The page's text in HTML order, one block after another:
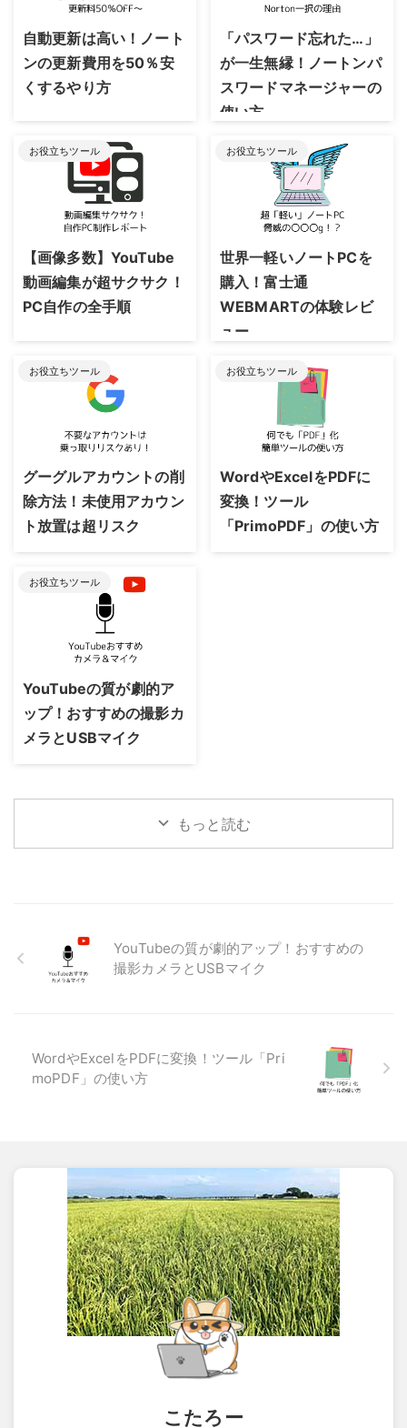
自動更新は高い！ノート
ンの更新費用を50％安
くするやり方
「パスワード忘れた…」
が一生無縁！ノートンパ
スワードマネージャーの
使い方
お役立ちツール
2023/8/24
【画像多数】YouTube
動画編集が超サクサク！
PC自作の全手順
お役立ちツール
2023/8/24
世界一軽いノートPCを
購入！富士通
WEBMARTの体験レビ
ュー
お役立ちツール
2023/8/24
グーグルアカウントの削
除方法！未使用アカウン
ト放置は超リスク
お役立ちツール
2023/8/24
WordやExcelをPDFに
変換！ツール
「PrimoPDF」の使い方
お役立ちツール
2023/8/24
YouTubeの質が劇的ア
ップ！おすすめの撮影カ
メラとUSBマイク
もっと読む
YouTubeの質が劇的アップ！おすすめの
撮影カメラとUSBマイク
WordやExcelをPDFに変換！ツール「Pri
moPDF」の使い方
こたろー